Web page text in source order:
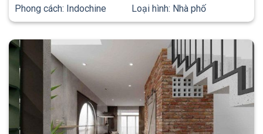
Phong cách: Indochine Loại hình: Nhà phố